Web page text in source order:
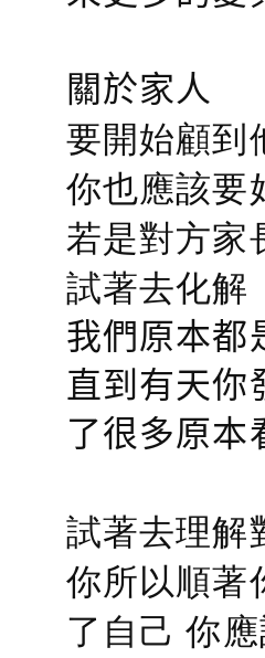
關於家人
要開始顧到
你也應該要
若是對方家
試著去化解
我們原本都
直到有天你
了很多原本
試著去理解
你所以順著
了自己 你